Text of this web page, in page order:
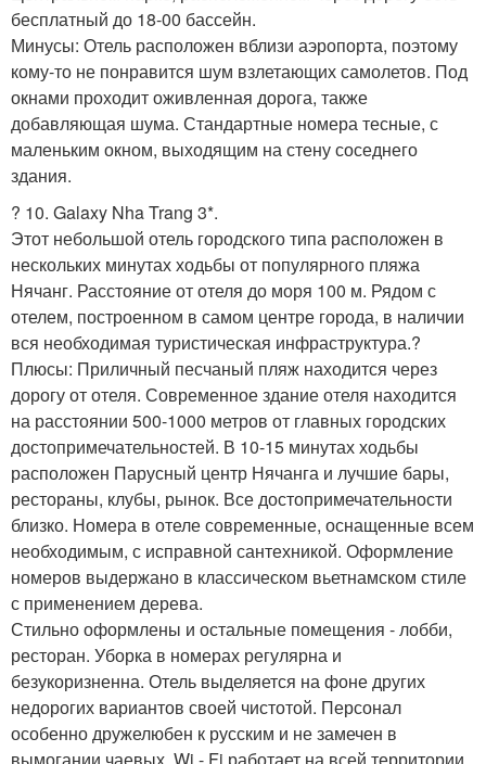
бесплатный до 18-00 бассейн.
Минусы: Отель расположен вблизи аэропорта, поэтому
кому-то не понравится шум взлетающих самолетов. Под
окнами проходит оживленная дорога, также
добавляющая шума. Стандартные номера тесные, с
маленьким окном, выходящим на стену соседнего
здания.
? 10. Galaxy Nha Trang 3*.
Этот небольшой отель городского типа расположен в
нескольких минутах ходьбы от популярного пляжа
Нячанг. Расстояние от отеля до моря 100 м. Рядом с
отелем, построенном в самом центре города, в наличии
вся необходимая туристическая инфраструктура.?
Плюсы: Приличный песчаный пляж находится через
дорогу от отеля. Современное здание отеля находится
на расстоянии 500-1000 метров от главных городских
достопримечательностей. В 10-15 минутах ходьбы
расположен Парусный центр Нячанга и лучшие бары,
рестораны, клубы, рынок. Все достопримечательности
близко. Номера в отеле современные, оснащенные всем
необходимым, с исправной сантехникой. Оформление
номеров выдержано в классическом вьетнамском стиле
с применением дерева.
Стильно оформлены и остальные помещения - лобби,
ресторан. Уборка в номерах регулярна и
безукоризненна. Отель выделяется на фоне других
недорогих вариантов своей чистотой. Персонал
особенно дружелюбен к русским и не замечен в
вымогании чаевых. Wi - Fi работает на всей территории